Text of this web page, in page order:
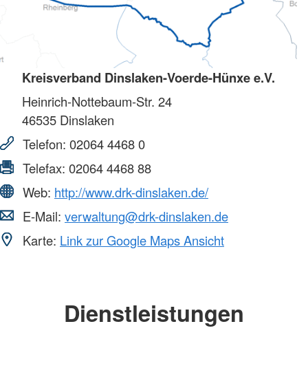
Kreisverband Dinslaken-Voerde-Hünxe e.V.
Heinrich-Nottebaum-Str. 24
46535 Dinslaken
Telefon: 02064 4468 0
Telefax: 02064 4468 88
Web: http://www.drk-dinslaken.de/
E-Mail: verwaltung@drk-dinslaken.de
Karte: Link zur Google Maps Ansicht
Dienstleistungen